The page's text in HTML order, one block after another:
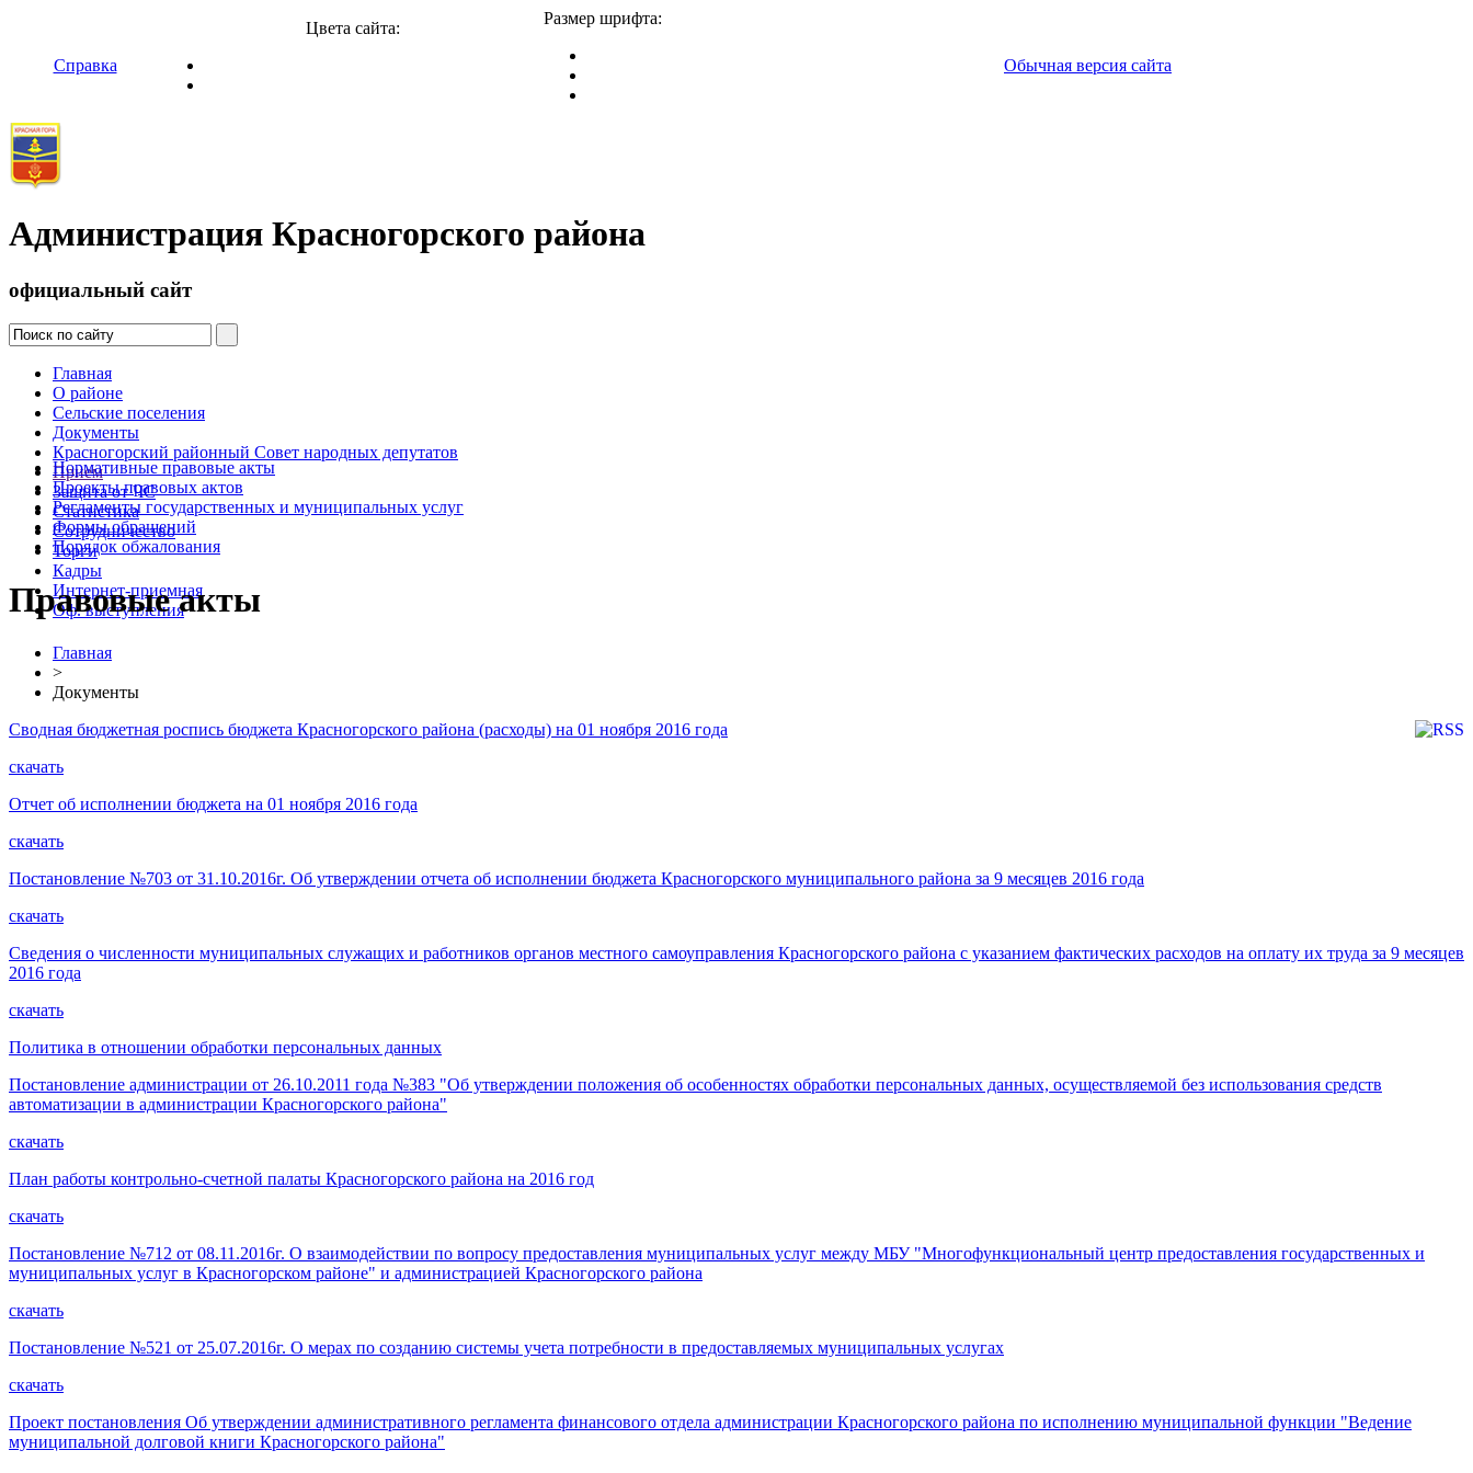
Справка
Цвета сайта:
Размер шрифта:
Обычная версия сайта
Администрация Красногорского района
официальный сайт
Главная
О районе
Сельские поселения
Документы
Красногорский районный Совет народных депутатов
Прием
Защита от ЧС
Статистика
Сотрудничество
Торги
Кадры
Интернет-приемная
Оф. выступления
Нормативные правовые акты
Проекты правовых актов
Регламенты государственных и муниципальных услуг
Формы обращений
Порядок обжалования
Правовые акты
Главная
>
Документы
Сводная бюджетная роспись бюджета Красногорского района (расходы) на 01 ноября 2016 года
скачать
Отчет об исполнении бюджета на 01 ноября 2016 года
скачать
Постановление №703 от 31.10.2016г. Об утверждении отчета об исполнении бюджета Красногорского муниципального района за 9 месяцев 2016 года
скачать
Сведения о численности муниципальных служащих и работников органов местного самоуправления Красногорского района с указанием фактических расходов на оплату их труда за 9 месяцев
2016 года
скачать
Политика в отношении обработки персональных данных
Постановление администрации от 26.10.2011 года №383 "Об утверждении положения об особенностях обработки персональных данных, осуществляемой без использования средств
автоматизации в администрации Красногорского района"
скачать
План работы контрольно-счетной палаты Красногорского района на 2016 год
скачать
Постановление №712 от 08.11.2016г. О взаимодействии по вопросу предоставления муниципальных услуг между МБУ "Многофункциональный центр предоставления государственных и
муниципальных услуг в Красногорском районе" и администрацией Красногорского района
скачать
Постановление №521 от 25.07.2016г. О мерах по созданию системы учета потребности в предоставляемых муниципальных услугах
скачать
Проект постановления Об утверждении административного регламента финансового отдела администрации Красногорского района по исполнению муниципальной функции "Ведение
муниципальной долговой книги Красногорского района"